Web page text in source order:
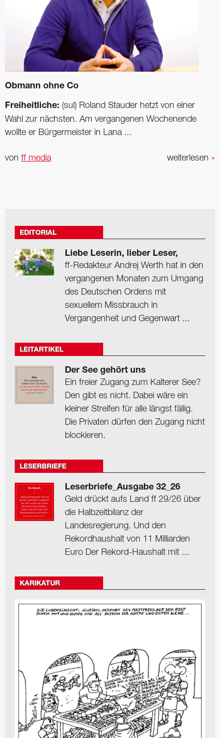
Obmann ohne Co
Freiheitliche: (sul) Roland Stauder hetzt von einer
Wahl zur nächsten. Am vergangenen Wochenende
wollte er Bürgermeister in Lana ...
weiterlesen »
von ff media
EDITORIAL
Liebe Leserin, lieber Leser,
ff-Redakteur Andrej Werth hat in den
vergangenen Monaten zum Umgang
des Deutschen Ordens mit
sexuellem Missbrauch in
Vergangenheit und Gegenwart ...
LEITARTIKEL
Der See gehört uns
Ein freier Zugang zum Kalterer See?
Den gibt es nicht. Dabei wäre ein
kleiner Streifen für alle längst fällig.
Die Privaten dürfen den Zugang nicht
blockieren.
LESERBRIEFE
Leserbriefe_Ausgabe 32_26
Geld drückt aufs Land ff 29/26 über
die Halbzeitbilanz der
Landesregierung. Und den
Rekordhaushalt von 11 Milliarden
Euro Der Rekord-Haushalt mit ...
KARIKATUR